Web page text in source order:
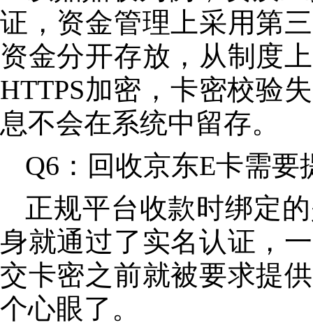
证，资金管理上采用第
资金分开存放，从制度
HTTPS加密，卡密校验
息不会在系统中留存。
Q6：回收京东E卡需
正规平台收款时绑定
身就通过了实名认证，
交卡密之前就被要求提
个心眼了。